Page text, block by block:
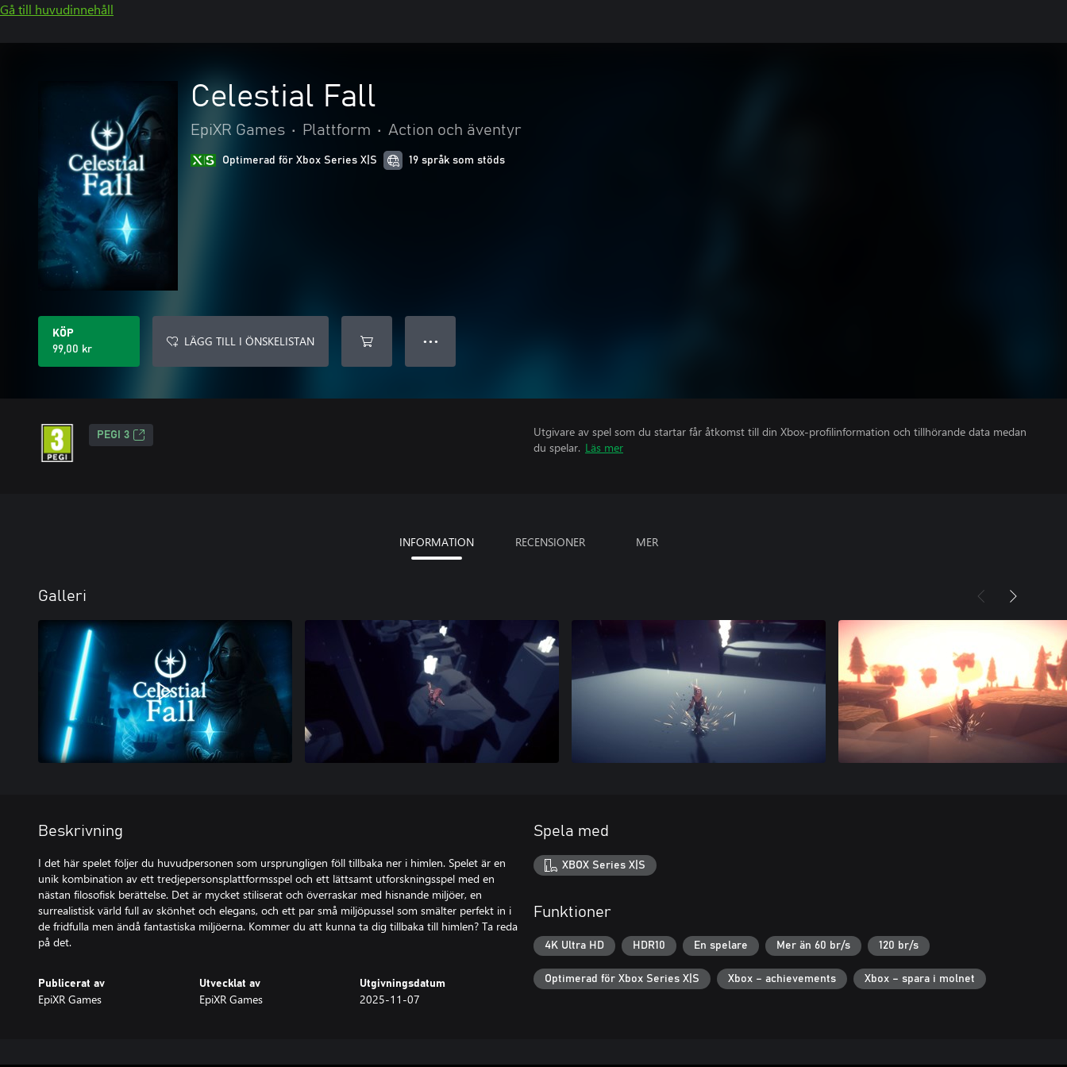
Gå till huvudinnehåll
Celestial Fall
EpiXR Games • Plattform • Action och äventyr
Optimerad för Xbox Series X|S 19 språk som stöds
KÖP
99,00 kr
LÄGG TILL I ÖNSKELISTAN ● ● ●
PEGI 3
Utgivare av spel som du startar får åtkomst till din Xbox-profilinformation och tillhörande data medan
du spelar. Läs mer
INFORMATION RECENSIONER MER
Galleri
Beskrivning
I det här spelet följer du huvudpersonen som ursprungligen föll tillbaka ner i himlen. Spelet är en
unik kombination av ett tredjepersonsplattformsspel och ett lättsamt utforskningsspel med en
nästan filosofisk berättelse. Det är mycket stiliserat och överraskar med hisnande miljöer, en
surrealistisk värld full av skönhet och elegans, och ett par små miljöpussel som smälter perfekt in i
de fridfulla men ändå fantastiska miljöerna. Kommer du att kunna ta dig tillbaka till himlen? Ta reda
på det.
Publicerat av
EpiXR Games
Utvecklat av
EpiXR Games
Utgivningsdatum
2025-11-07
Spela med
XBOX Series X|S
Funktioner
4K Ultra HD HDR10 En spelare Mer än 60 br/s 120 br/s
Optimerad för Xbox Series X|S Xbox – achievements Xbox – spara i molnet